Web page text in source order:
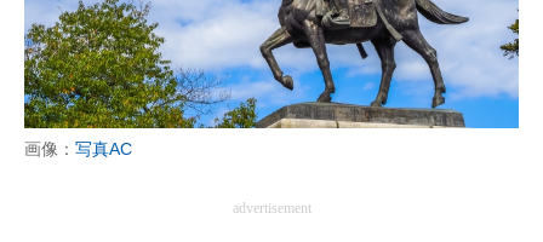
AI活用のいまが分かる
企業ITのトレンドを詳説
画像： 写真AC
advertisement